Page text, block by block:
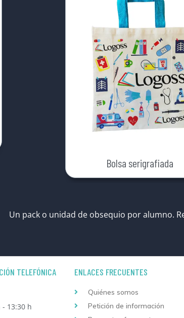
Bolsa serigrafiada
Un pack o unidad de obsequio por alumno.
TELEFÓNICA
- 13:30 h
ENLACES FRECUENTES
Quiénes somos
Petición de información